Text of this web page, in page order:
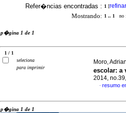
Refer�ncias encontradas : 1 [refinar
Mostrando: 1 .. 1 no
p�gina 1 de 1
1 / 1
seleciona
para imprimir
Moro,
escolar: a
2014,
· resumo
p�gina 1 de 1